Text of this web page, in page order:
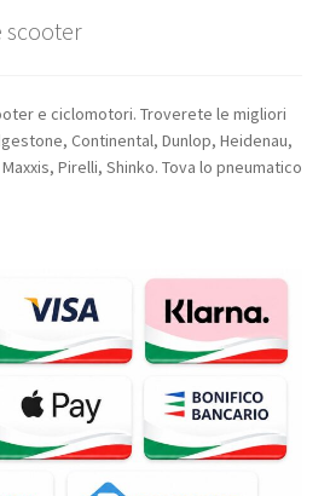
scooter
e ciclomotori. Troverete le migliori
Continental, Dunlop, Heidenau,
Pirelli, Shinko. Tova lo pneumatico